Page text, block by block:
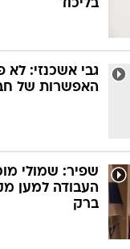
בליכוד
גבי אשכנזי: לא
האפשרות של
שפיר: שמולי
העבודה למען
ברק